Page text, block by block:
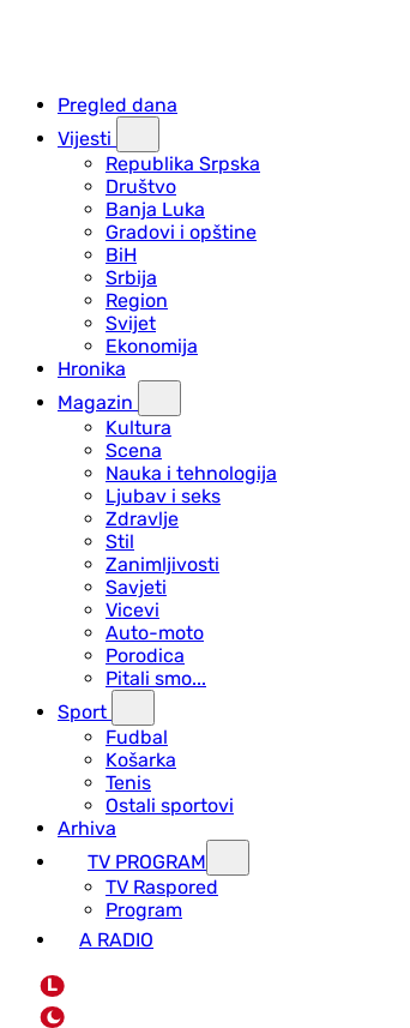
Pregled dana
Vijesti
Republika Srpska
Društvo
Banja Luka
Gradovi i opštine
BiH
Srbija
Region
Svijet
Ekonomija
Hronika
Magazin
Kultura
Scena
Nauka i tehnologija
Ljubav i seks
Zdravlje
Stil
Zanimljivosti
Savjeti
Vicevi
Auto-moto
Porodica
Pitali smo...
Sport
Fudbal
Košarka
Tenis
Ostali sportovi
Arhiva
TV PROGRAM
ТV Raspored
Program
A RADIO
L